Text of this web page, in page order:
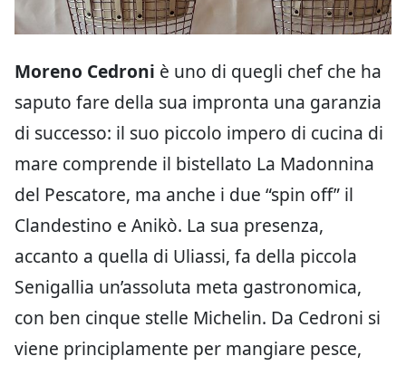
Moreno Cedroni è uno di quegli chef che ha
saputo fare della sua impronta una garanzia
di successo: il suo piccolo impero di cucina di
mare comprende il bistellato La Madonnina
del Pescatore, ma anche i due “spin off” il
Clandestino e Anikò. La sua presenza,
accanto a quella di Uliassi, fa della piccola
Senigallia un’assoluta meta gastronomica,
con ben cinque stelle Michelin. Da Cedroni si
viene principlamente per mangiare pesce,